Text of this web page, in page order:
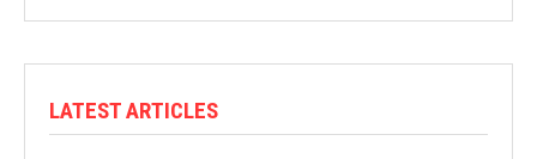
LATEST ARTICLES